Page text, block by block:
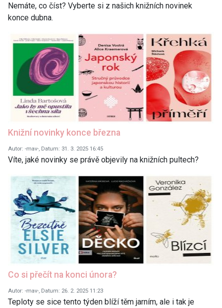
Nemáte, co číst? Vyberte si z našich knižních novinek
konce dubna.
Knižní novinky konce března
Autor: -mav-, Datum: 31. 3. 2025 16:45
Víte, jaké novinky se právě objevily na knižních pultech?
Co si přečít na konci února?
Autor: -mav-, Datum: 26. 2. 2025 11:23
Teploty se sice tento týden blíží těm jarním, ale i tak je